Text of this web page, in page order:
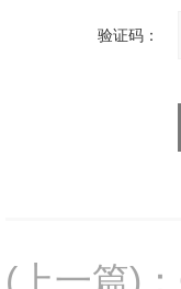
验证码：
(上一篇) ：